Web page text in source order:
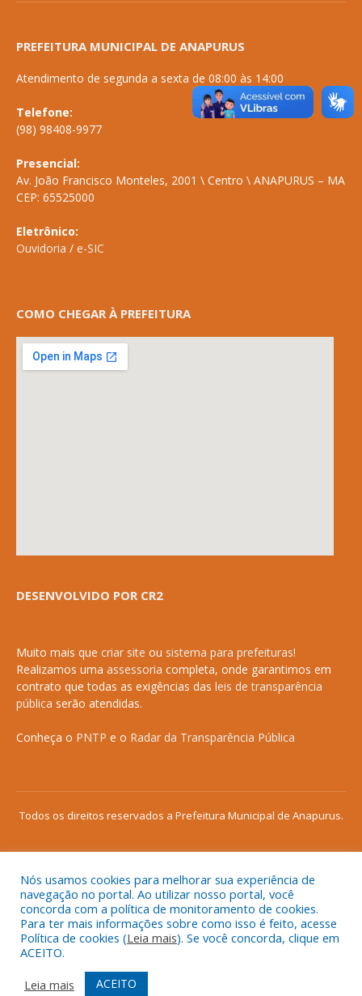
PREFEITURA MUNICIPAL DE ANAPURUS
Atendimento de segunda a sexta de 08:00 às 14:00
Telefone:
(98) 98408-9977
Presencial:
Av. João Francisco Monteles, 2001 \ Centro \ ANAPURUS – MA
CEP: 65525000
Eletrônico:
Ouvidoria / e-SIC
COMO CHEGAR À PREFEITURA
DESENVOLVIDO POR CR2
Muito mais que criar site ou sistema para prefeituras!
Realizamos uma assessoria completa, onde garantimos em
contrato que todas as exigências das leis de transparência
pública serão atendidas.
Conheça o PNTP e o Radar da Transparência Pública
Todos os direitos reservados a Prefeitura Municipal de Anapurus.
Mapa do Site
Acessar Área Administrativa
Acessar o Webmail
Nós usamos cookies para melhorar sua experiência de
navegação no portal. Ao utilizar nosso portal, você
concorda com a política de monitoramento de cookies.
Para ter mais informações sobre como isso é feito, acesse
Política de cookies (Leia mais). Se você concorda, clique em
ACEITO.
Leia mais
ACEITO